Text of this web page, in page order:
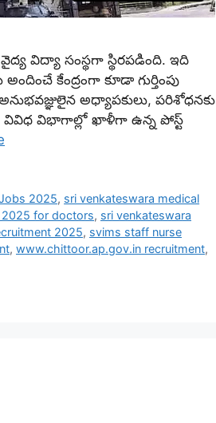
విద్యా సంస్థగా స్థిరపడింది. ఇది
కేంద్రంగా కూడా గుర్తింపు
అధ్యాపకులు, పరిశోధనకు
వివిధ విభాగాల్లో ఖాళీగా ఉన్న పోస్ట్
2025, sri venkateswara medical
2025 for doctors, sri venkateswara
2025, svims staff nurse
, www.chittoor.ap.gov.in recruitment,